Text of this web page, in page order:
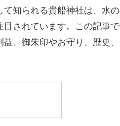
知られる貴船神社は、水
されています。この記事
、御朱印やお守り、歴史